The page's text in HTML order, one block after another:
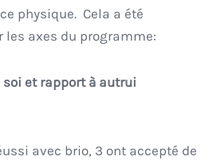
physique. Cela a été
axes du programme:
et rapport à autrui
avec brio, 3 ont accepté de